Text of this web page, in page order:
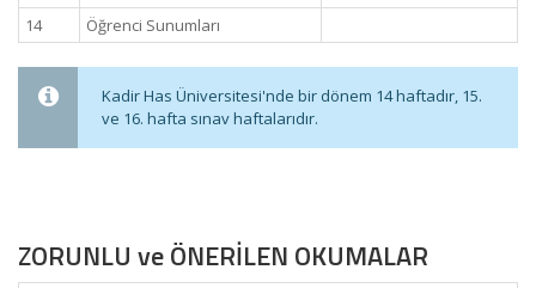
14
Öğrenci Sunumları
Kadir Has Üniversitesi'nde bir dönem 14 haftadır, 15.
ve 16. hafta sınav haftalarıdır.
ZORUNLU ve ÖNERİLEN OKUMALAR